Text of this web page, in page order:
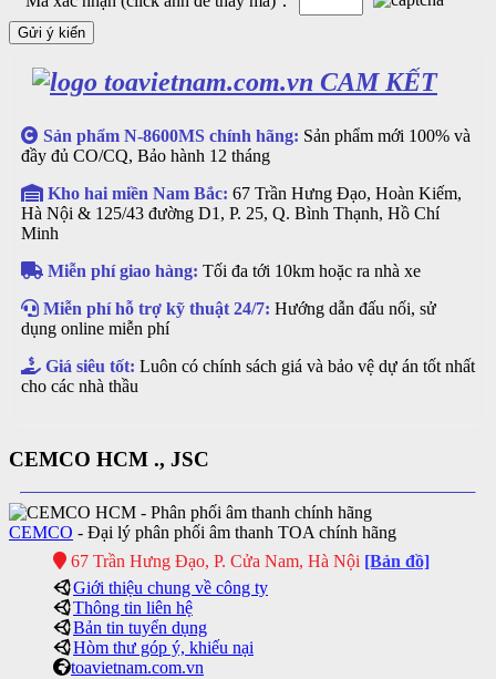
CAM KẾT
Sản phẩm N-8600MS chính hãng: Sản phẩm mới 100% và
đầy đủ CO/CQ, Bảo hành 12 tháng
Kho hai miền Nam Bắc: 67 Trần Hưng Đạo, Hoàn Kiếm,
Hà Nội & 125/43 đường D1, P. 25, Q. Bình Thạnh, Hồ Chí
Minh
Miễn phí giao hàng: Tối đa tới 10km hoặc ra nhà xe
Miễn phí hỗ trợ kỹ thuật 24/7: Hướng dẫn đấu nối, sử
dụng online miễn phí
Giá siêu tốt: Luôn có chính sách giá và bảo vệ dự án tốt nhất
cho các nhà thầu
CEMCO HCM ., JSC
CEMCO - Đại lý phân phối âm thanh TOA chính hãng
67 Trần Hưng Đạo, P. Cửa Nam, Hà Nội [Bản đồ]
Giới thiệu chung về công ty
Thông tin liên hệ
Bản tin tuyển dụng
Hòm thư góp ý, khiếu nại
toavietnam.com.vn